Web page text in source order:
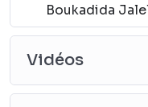
Boukadida
Vidéos